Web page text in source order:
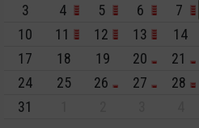
3
4 5 6 7
10
11 12 13 14
17
18 19 20 21
24
25 26 27 28
31